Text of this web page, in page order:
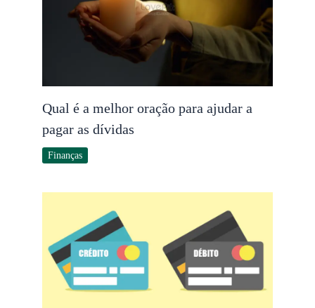
Qual é a melhor oração para ajudar a
pagar as dívidas
Finanças